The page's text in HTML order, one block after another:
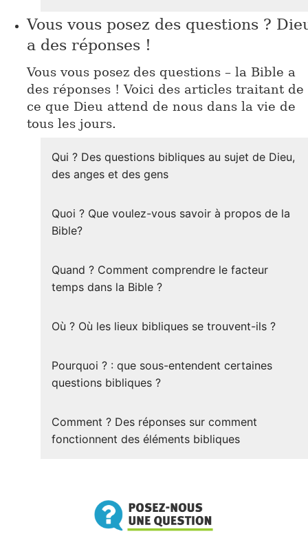
Vous vous posez des questions ?
a des réponses !
Vous vous posez des questions – la Bible a
des réponses ! Voici des articles traitant de
ce que Dieu attend de nous dans la vie de
tous les jours.
Qui ? Des questions bibliques au sujet de Dieu,
des anges et des gens
Quoi ? Que voulez-vous savoir à propos de la
Bible?
Quand ? Comment comprendre le facteur
temps dans la Bible ?
Où ? Où les lieux bibliques se trouvent-ils ?
Pourquoi ? : que sous-entendent certaines
questions bibliques ?
Comment ? Des réponses sur comment
fonctionnent des éléments bibliques